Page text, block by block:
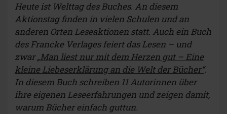
Heute ist Welttag des Buches. An diesem
Aktionstag finden in vielen Schulen und an
anderen Orten Leseaktionen statt. Auch ein Buch
des Francke Verlages feiert das Lesen – und
zwar„Man liest nur mit dem Herzen gut – Eine
kleine Liebeserklärung an die Welt der Bücher“.
In diesem Buch schreiben 11 Autorinnen über
ihre eigenen Leseerfahrungen und zeigen damit,
warum Bücher einfach guttun.